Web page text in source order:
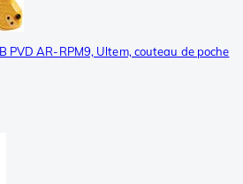
PVD AR-RPM9, Ultem, couteau de poche